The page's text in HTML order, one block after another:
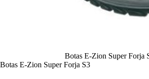
Botas E-Zion Super Forja
Botas E-Zion Super Forja S3